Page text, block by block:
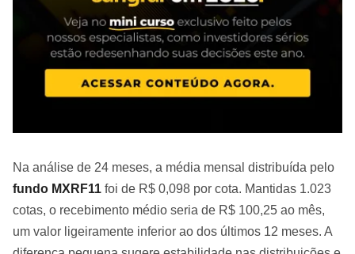
Na análise de 24 meses, a média mensal distribuída pelo
fundo MXRF11 foi de R$ 0,098 por cota. Mantidas 1.023
cotas, o recebimento médio seria de R$ 100,25 ao mês,
um valor ligeiramente inferior ao dos últimos 12 meses. A